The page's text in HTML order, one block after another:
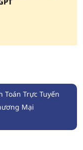
Toán Trực Tuyến
Mại